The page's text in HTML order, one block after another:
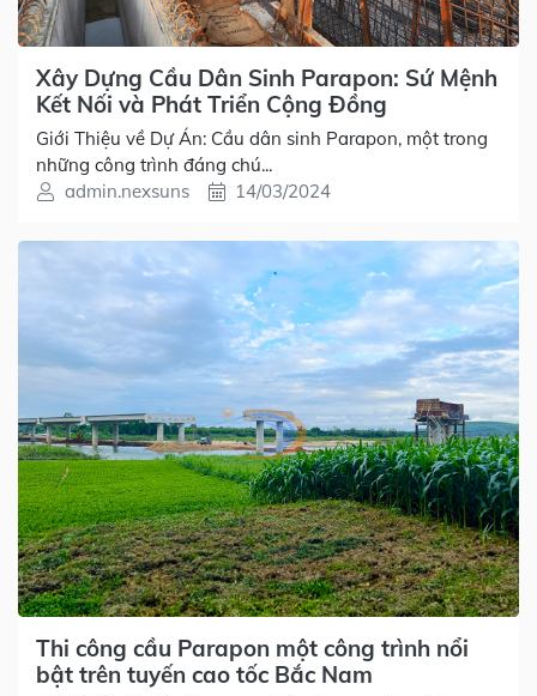
Xây Dựng Cầu Dân Sinh Parapon: Sứ Mệnh
Kết Nối và Phát Triển Cộng Đồng
Giới Thiệu về Dự Án: Cầu dân sinh Parapon, một trong
những công trình đáng chú...
admin.nexsuns
14/03/2024
Thi công cầu Parapon một công trình nổi
bật trên tuyến cao tốc Bắc Nam